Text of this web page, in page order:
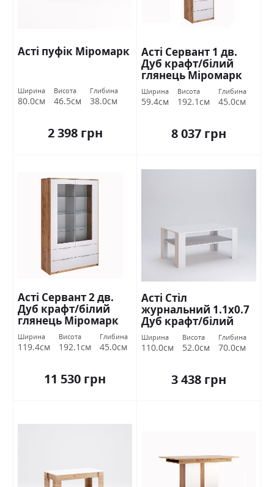
Асті пуфік Міромарк
Ширина
80.0см
Висота
46.5см
Глибина
38.0см
2 398 грн
Асті Сервант 1 дв.
Дуб крафт/білий
глянець Міромарк
Ширина
59.4см
Висота
192.1см
Глибина
45.0см
8 037 грн
Асті Сервант 2 дв.
Дуб крафт/білий
глянець Міромарк
Ширина
119.4см
Висота
192.1см
Глибина
45.0см
11 530 грн
Асті Стіл
журнальний 1.1х0.7
Дуб крафт/білий
глянець Міромарк
Ширина
110.0см
Висота
52.0см
Глибина
70.0см
3 438 грн